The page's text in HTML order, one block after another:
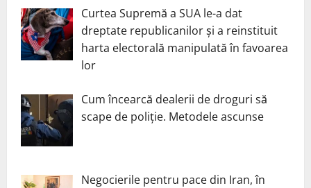
Curtea Supremă a SUA le-a dat
dreptate republicanilor și a reinstituit
harta electorală manipulată în favoarea
lor
Cum încearcă dealerii de droguri să
scape de poliție. Metodele ascunse
Negocierile pentru pace din Iran, în